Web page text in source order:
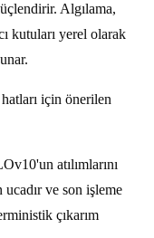
Algılama,
kutuları yerel olarak
için önerilen
atılımlarını
ve son işleme
çıkarım